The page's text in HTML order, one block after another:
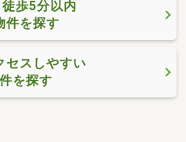
歩5分以内
件を探す
セスしやすい
を探す